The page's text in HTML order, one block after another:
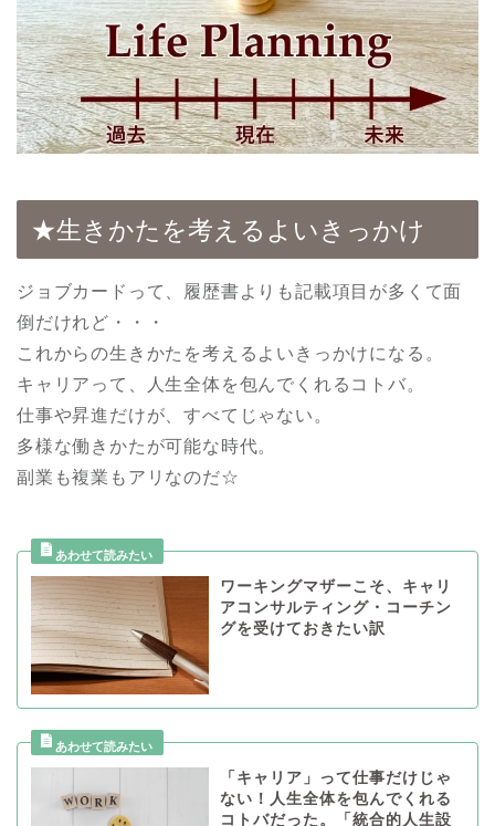
★生きかたを考えるよいきっかけ
ジョブカードって、履歴書よりも記載項目が多くて面
倒だけれど・・・
これからの生きかたを考えるよいきっかけになる。
キャリアって、人生全体を包んでくれるコトバ。
仕事や昇進だけが、すべてじゃない。
多様な働きかたが可能な時代。
副業も複業もアリなのだ☆
ワーキングマザーこそ、キャリ
アコンサルティング・コーチン
グを受けておきたい訳
「キャリア」って仕事だけじゃ
ない！人生全体を包んでくれる
コトバだった。「統合的人生設